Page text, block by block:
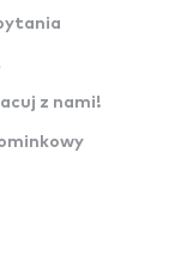
z nami!